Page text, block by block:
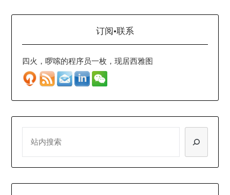
订阅·联系
四火，啰嗦的程序员一枚，现居西雅图